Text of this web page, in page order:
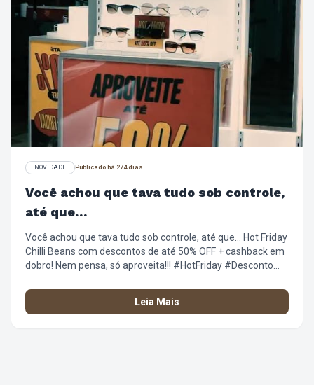
NOVIDADE Publicado há 274 dias
Você achou que tava tudo sob controle,
até que…
Você achou que tava tudo sob controle, até que… Hot Friday
Chilli Beans com descontos de até 50% OFF + cashback em
dobro! Nem pensa, só aproveita!!! #HotFriday #Desconto
#ChilliBeans
Leia Mais